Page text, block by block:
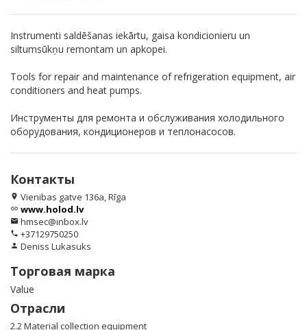
Instrumenti saldēšanas iekārtu, gaisa kondicionieru un
siltumsūkņu remontam un apkopei.
Tools for repair and maintenance of refrigeration equipment, air
conditioners and heat pumps.
Инструменты для ремонта и обслуживания холодильного
оборудования, кондиционеров и теплонасосов.
Контакты
location_on Vienibas gatve 136a, Rīga
link www.holod.lv
email hmsec@inbox.lv
phone +37129750250
person Deniss Lukasuks
Торговая марка
Value
Отрасли
2.2 Material collection equipment